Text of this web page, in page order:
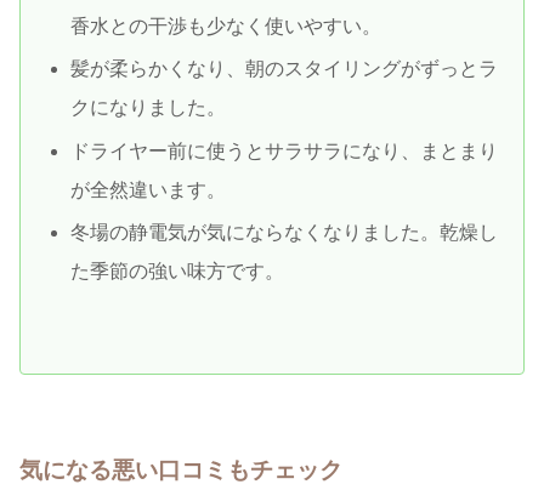
香水との干渉も少なく使いやすい。
髪が柔らかくなり、朝のスタイリングがずっとラ
クになりました。
ドライヤー前に使うとサラサラになり、まとまり
が全然違います。
冬場の静電気が気にならなくなりました。乾燥し
た季節の強い味方です。
気になる悪い口コミもチェック